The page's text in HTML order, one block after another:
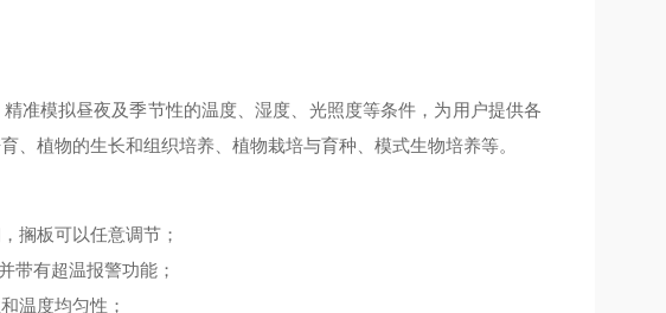
准模拟昼夜及季节性的温度、湿度、光照度等条件，为用户提供各
植物的生长和组织培养、植物栽培与育种、模式生物培养等。
搁板可以任意调节；
带有超温报警功能；
温度均匀性；